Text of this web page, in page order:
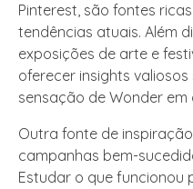
Pinterest, são fontes
tendências atuais. Além
exposições de arte e
oferecer insights
sensação de Wonder
Outra fonte de
campanhas bem-
Estudar o que funcionou